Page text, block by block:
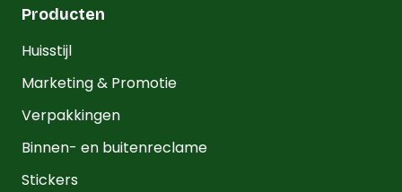
Producten
Huisstijl
Marketing & Promotie
Verpakkingen
Binnen- en buitenreclame
Stickers